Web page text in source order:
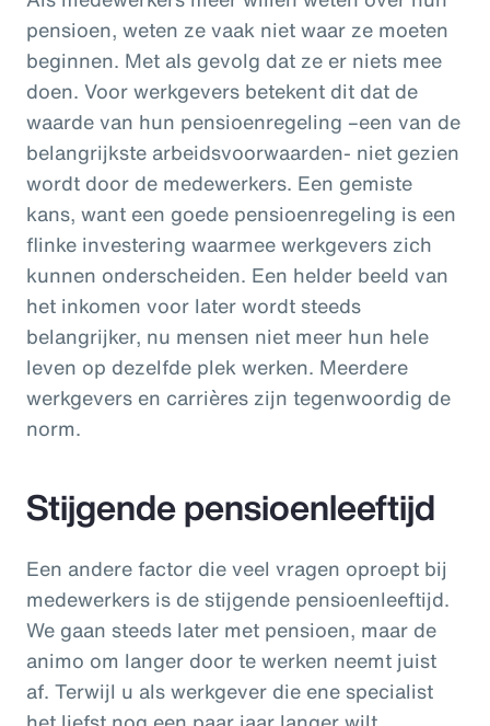
pensioen, weten ze vaak niet waar ze moeten
beginnen. Met als gevolg dat ze er niets mee
doen. Voor werkgevers betekent dit dat de
waarde van hun pensioenregeling –een van de
belangrijkste arbeidsvoorwaarden- niet gezien
wordt door de medewerkers. Een gemiste
kans, want een goede pensioenregeling is een
flinke investering waarmee werkgevers zich
kunnen onderscheiden. Een helder beeld van
het inkomen voor later wordt steeds
belangrijker, nu mensen niet meer hun hele
leven op dezelfde plek werken. Meerdere
werkgevers en carrières zijn tegenwoordig de
norm.
Stijgende pensioenleeftijd
Een andere factor die veel vragen oproept bij
medewerkers is de stijgende pensioenleeftijd.
We gaan steeds later met pensioen, maar de
animo om langer door te werken neemt juist
af. Terwijl u als werkgever die ene specialist